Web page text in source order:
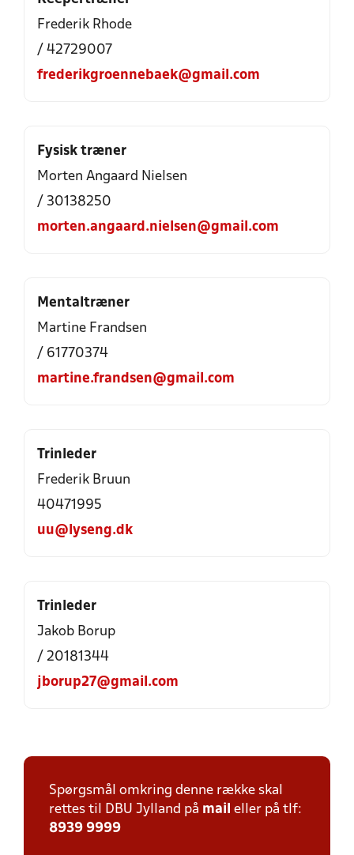
Frederik Rhode
/ 42729007
frederikgroennebaek@gmail.com
Fysisk træner
Morten Angaard Nielsen
/ 30138250
morten.angaard.nielsen@gmail.com
Mentaltræner
Martine Frandsen
/ 61770374
martine.frandsen@gmail.com
Trinleder
Frederik Bruun
40471995
uu@lyseng.dk
Trinleder
Jakob Borup
/ 20181344
jborup27@gmail.com
Spørgsmål omkring denne række skal
rettes til DBU Jylland på mail eller på tlf:
8939 9999